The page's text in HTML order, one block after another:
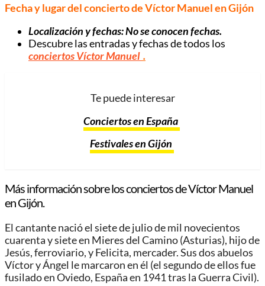
Fecha y lugar del concierto de Víctor Manuel en Gijón
Localización y fechas: No se conocen fechas.
Descubre las entradas y fechas de todos los
conciertos Víctor Manuel .
Te puede interesar
Conciertos en España
Festivales en Gijón
Más información sobre los conciertos de Víctor Manuel
en Gijón.
El cantante nació el siete de julio de mil novecientos
cuarenta y siete en Mieres del Camino (Asturias), hijo de
Jesús, ferroviario, y Felicita, mercader. Sus dos abuelos
Víctor y Ángel le marcaron en él (el segundo de ellos fue
fusilado en Oviedo, España en 1941 tras la Guerra Civil).